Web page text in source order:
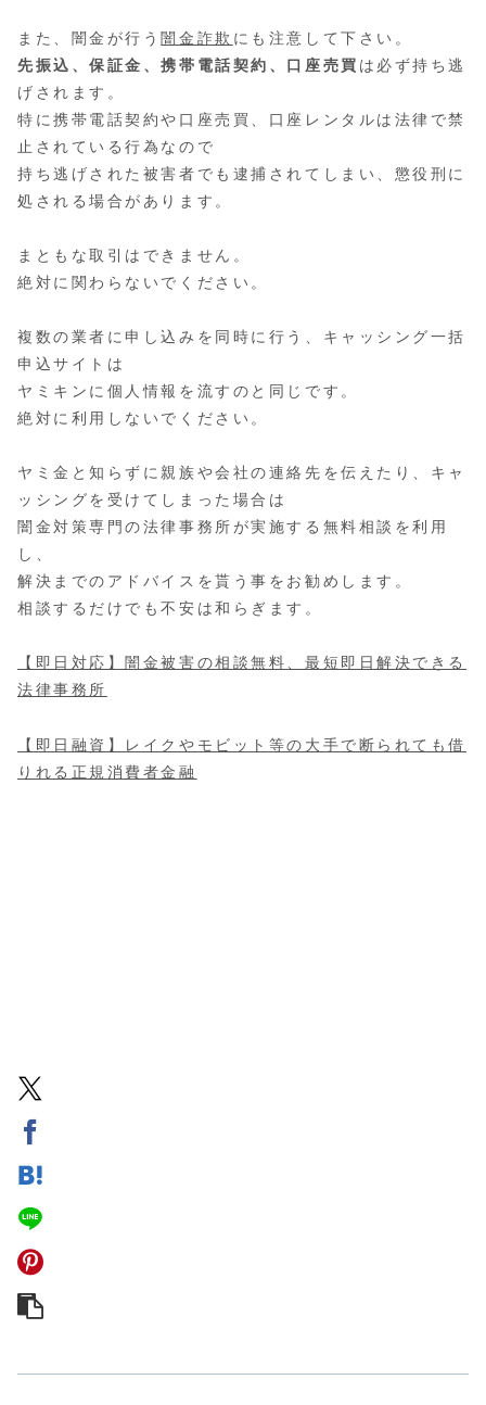
また、闇金が行う 闇金詐欺 にも注意して下さい。
先振込、保証金、携帯電話契約、口座売買 は必ず持ち逃
げされます。
特に携帯電話契約や口座売買、口座レンタルは法律で禁
止されている行為なので
持ち逃げされた被害者でも逮捕されてしまい、懲役刑に
処される場合があります。
まともな取引はできません。
絶対に関わらないでください。
複数の業者に申し込みを同時に行う、キャッシング一括
申込サイトは
ヤミキンに個人情報を流すのと同じです。
絶対に利用しないでください。
ヤミ金と知らずに親族や会社の連絡先を伝えたり、キャ
ッシングを受けてしまった場合は
闇金対策専門の法律事務所が実施する無料相談を利用
し、
解決までのアドバイスを貰う事をお勧めします。
相談するだけでも不安は和らぎます。
【即日対応】闇金被害の相談無料、最短即日解決できる
法律事務所
【即日融資】レイクやモビット等の大手で断られても借
りれる正規消費者金融